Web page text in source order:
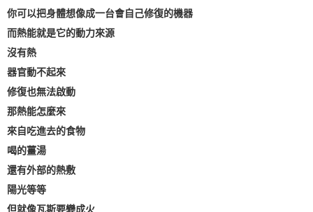
你可以把身體想像成一台會自己修復的機器
而熱能就是它的動力來源
沒有熱
器官動不起來
修復也無法啟動
那熱能怎麼來
來自吃進去的食物
喝的薑湯
還有外部的熱敷
陽光等等
但就像瓦斯要變成火